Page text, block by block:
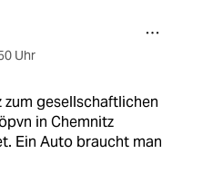
Uhr
zum gesellschaftlichen
in Chemnitz
Ein Auto braucht man